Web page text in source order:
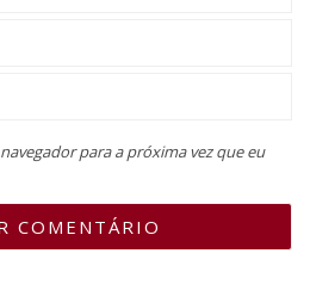
para a próxima vez que eu